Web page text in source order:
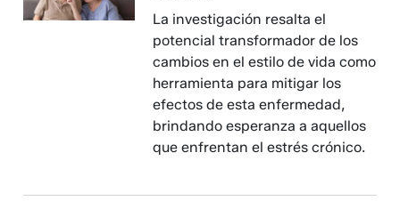
La investigación resalta el
potencial transformador de los
cambios en el estilo de vida como
herramienta para mitigar los
efectos de esta enfermedad,
brindando esperanza a aquellos
que enfrentan el estrés crónico.